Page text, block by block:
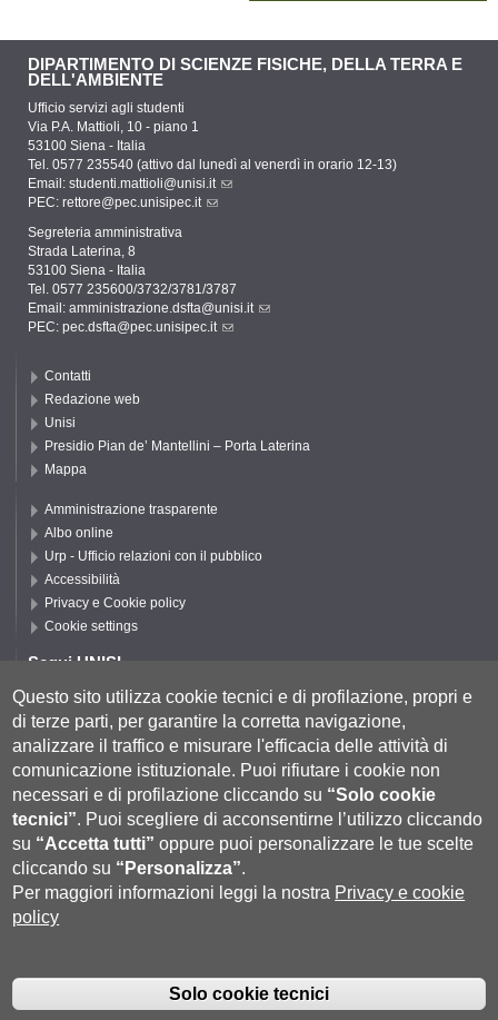
DIPARTIMENTO DI SCIENZE FISICHE, DELLA TERRA E
DELL'AMBIENTE
Ufficio servizi agli studenti
Via P.A. Mattioli, 10 - piano 1
53100 Siena - Italia
Tel. 0577 235540 (attivo dal lunedì al venerdì in orario 12-13)
Email: studenti.mattioli@unisi.it
PEC: rettore@pec.unisipec.it
Segreteria amministrativa
Strada Laterina, 8
53100 Siena - Italia
Tel. 0577 235600/3732/3781/3787
Email: amministrazione.dsfta@unisi.it
PEC: pec.dsfta@pec.unisipec.it
Contatti
Redazione web
Unisi
Presidio Pian de’ Mantellini – Porta Laterina
Mappa
Amministrazione trasparente
Albo online
Urp - Ufficio relazioni con il pubblico
Accessibilità
Privacy e Cookie policy
Cookie settings
Segui UNISI
Segui DSFTA
P.IVA 00273530527 | C.F. 80002070524 |Coordinate bancarie|Caselle
Questo sito utilizza cookie tecnici e di profilazione, propri e
di terze parti, per garantire la corretta navigazione,
analizzare il traffico e misurare l'efficacia delle attività di
comunicazione istituzionale. Puoi rifiutare i cookie non
necessari e di profilazione cliccando su “Solo cookie
tecnici”. Puoi scegliere di acconsentirne l’utilizzo cliccando
su “Accetta tutti” oppure puoi personalizzare le tue scelte
cliccando su “Personalizza”.
Per maggiori informazioni leggi la nostra Privacy e cookie
policy
Solo cookie tecnici